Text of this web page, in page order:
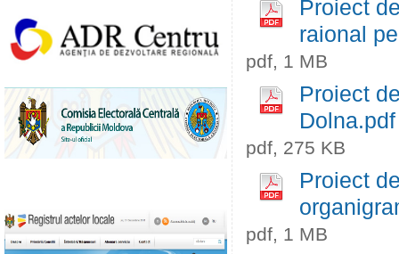
Proiect
raional
pdf, 1 MB
Proiect
Dolna.pdf
pdf, 275 KB
Proiect
pdf, 1 MB